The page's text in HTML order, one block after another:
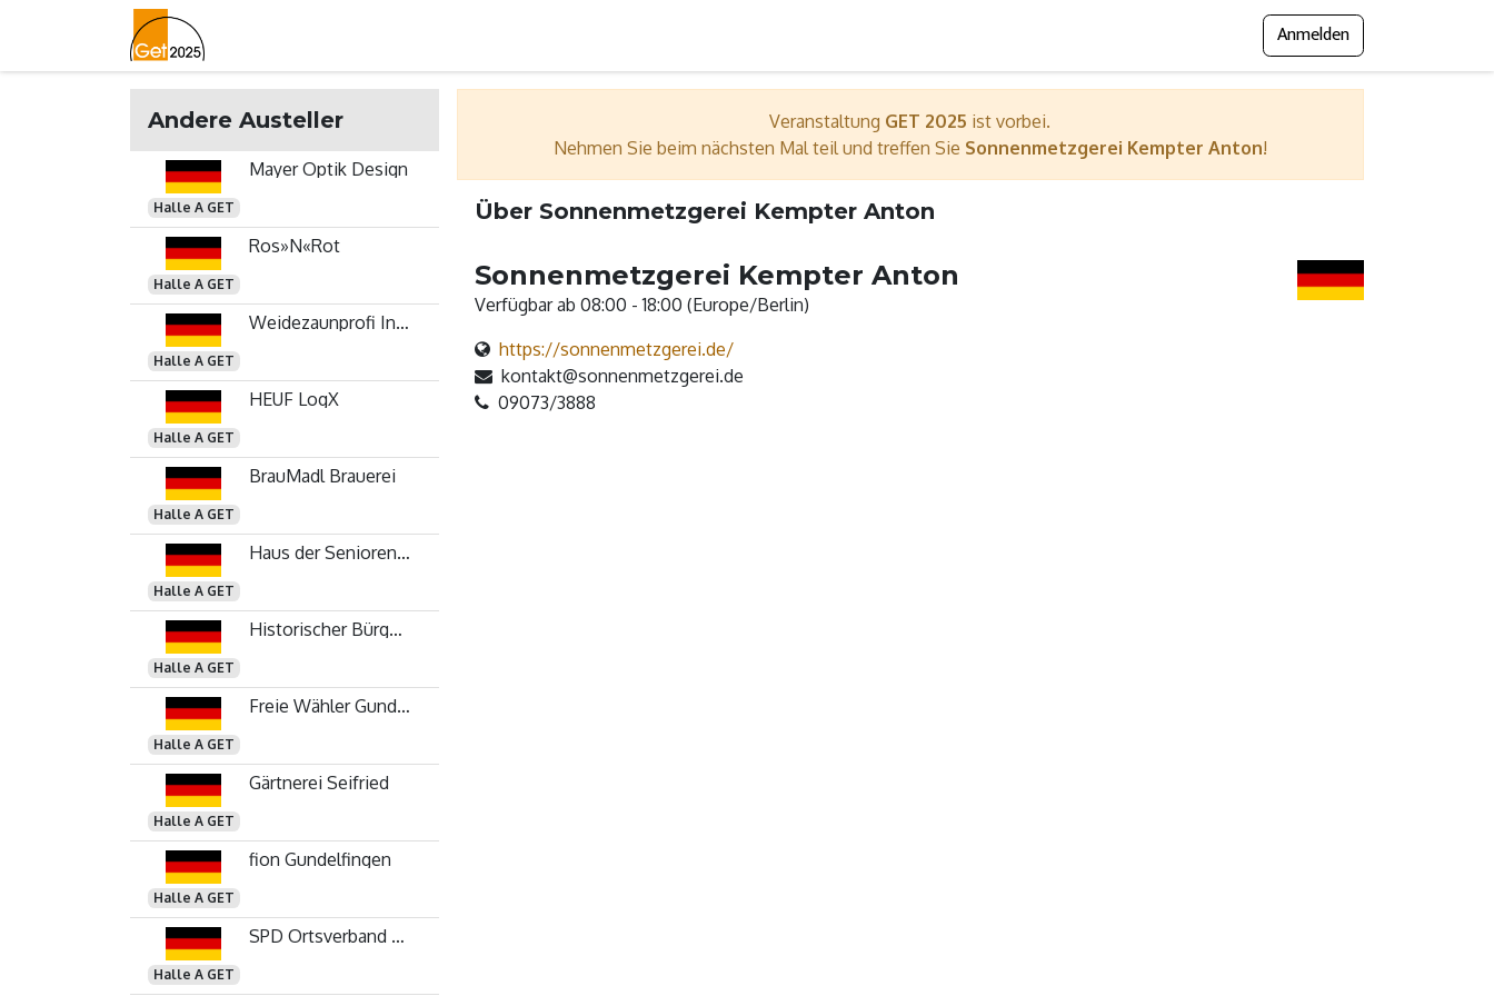
Anmelden
Andere Austeller
Halle A GET
Mayer Optik Design
Halle A GET
Ros»N«Rot
Halle A GET
Weidezaunprofi Industrieservice GmbH Inh. Ralf Renner
Halle A GET
HEUF LogX
Halle A GET
BrauMadl Brauerei
Halle A GET
Haus der Senioren Gundelfingen GmbH - Service GmbH
Halle A GET
Historischer Bürgerverein Gundelfingen e. V.
Halle A GET
Freie Wähler Gundelfingen e. V.
Halle A GET
Gärtnerei Seifried
Halle A GET
fion Gundelfingen
Halle A GET
SPD Ortsverband Gundelfingen
Veranstaltung GET 2025 ist vorbei.
Nehmen Sie beim nächsten Mal teil und treffen Sie Sonnenmetzgerei Kempter Anton!
Über Sonnenmetzgerei Kempter Anton
Sonnenmetzgerei Kempter Anton
Verfügbar ab 08:00 - 18:00 (Europe/Berlin)
https://sonnenmetzgerei.de/
kontakt@sonnenmetzgerei.de
09073/3888